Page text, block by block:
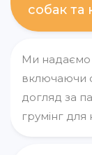
собак та
Ми надаємо
включаючи
догляд за
грумінг для